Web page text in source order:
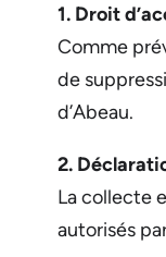
1. Droit
Comme
de
d’Abeau.
2.
La collecte
autorisés